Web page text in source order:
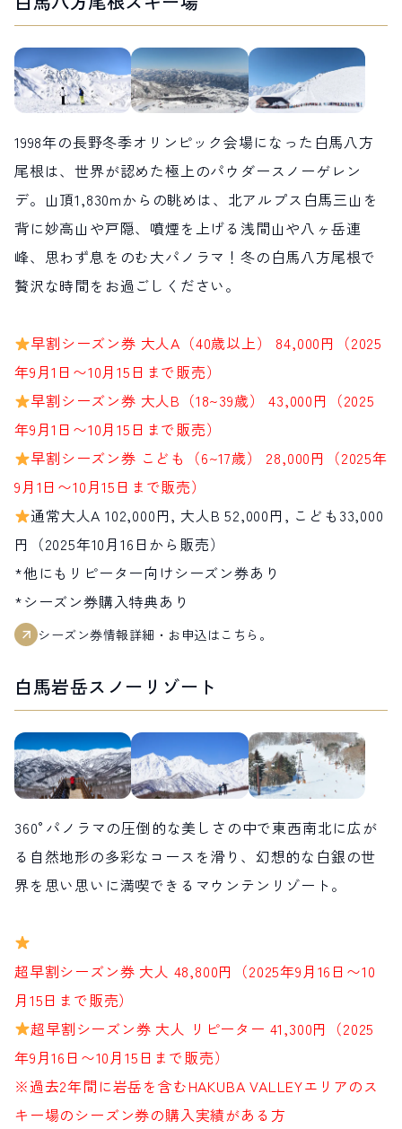
1998年の長野冬季オリンピック会場になった白馬八方
尾根は、世界が認めた極上のパウダースノーゲレン
デ。山頂1,830mからの眺めは、北アルプス白馬三山を
背に妙高山や戸隠、噴煙を上げる浅間山や八ヶ岳連
峰、思わず息をのむ大パノラマ！冬の白馬八方尾根で
贅沢な時間をお過ごしください。
早割シーズン券 大人A（40歳以上） 84,000円（2025
年9月1日〜10月15日まで販売）
早割シーズン券 大人B（18~39歳） 43,000円（2025
年9月1日〜10月15日まで販売）
早割シーズン券 こども（6~17歳） 28,000円（2025年
9月1日〜10月15日まで販売）
通常大人A 102,000円, 大人B 52,000円, こども33,000
円（2025年10月16日から販売）
*他にもリピーター向けシーズン券あり
*シーズン券購入特典あり
シーズン券情報詳細・お申込はこちら。
白馬岩岳スノーリゾート
360°パノラマの圧倒的な美しさの中で東西南北に広が
る自然地形の多彩なコースを滑り、幻想的な白銀の世
界を思い思いに満喫できるマウンテンリゾート。
超早割シーズン券 大人 48,800円（2025年9月16日〜10
月15日まで販売）
超早割シーズン券 大人 リピーター 41,300円（2025
年9月16日〜10月15日まで販売）
※過去2年間に岩岳を含むHAKUBA VALLEYエリアのス
キー場のシーズン券の購入実績がある方